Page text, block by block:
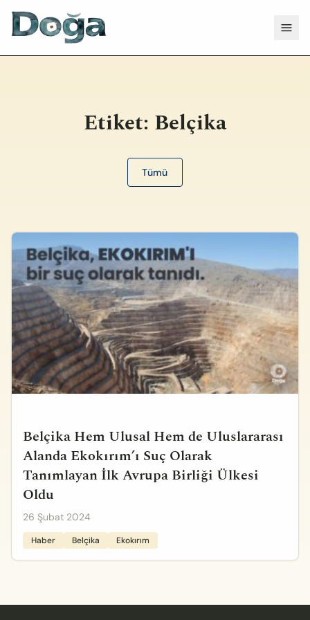
Etiket: Belçika
Tümü
Belçika Hem Ulusal Hem de Uluslararası
Alanda Ekokırım’ı Suç Olarak
Tanımlayan İlk Avrupa Birliği Ülkesi
Oldu
26 Şubat 2024
Haber Belçika Ekokırım